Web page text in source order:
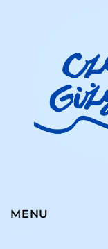
MENU